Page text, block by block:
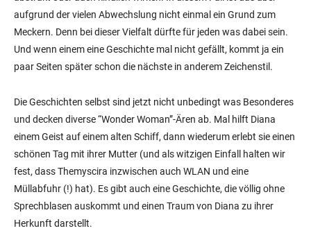
aufgrund der vielen Abwechslung nicht einmal ein Grund zum
Meckern. Denn bei dieser Vielfalt dürfte für jeden was dabei sein.
Und wenn einem eine Geschichte mal nicht gefällt, kommt ja ein
paar Seiten später schon die nächste in anderem Zeichenstil.
Die Geschichten selbst sind jetzt nicht unbedingt was Besonderes
und decken diverse “Wonder Woman”-Ären ab. Mal hilft Diana
einem Geist auf einem alten Schiff, dann wiederum erlebt sie einen
schönen Tag mit ihrer Mutter (und als witzigen Einfall halten wir
fest, dass Themyscira inzwischen auch WLAN und eine
Müllabfuhr (!) hat). Es gibt auch eine Geschichte, die völlig ohne
Sprechblasen auskommt und einen Traum von Diana zu ihrer
Herkunft darstellt.